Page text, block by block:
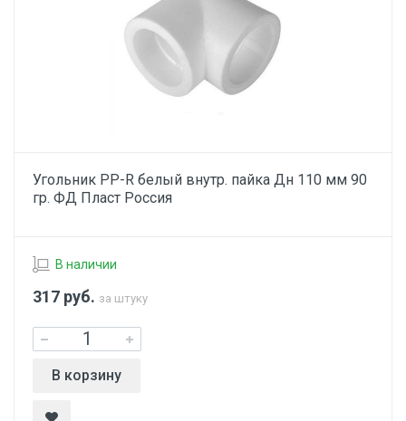
Угольник PP-R белый внутр. пайка Дн 110 мм 90
гр. ФД Пласт Россия
В наличии
317 руб. за штуку
В корзину